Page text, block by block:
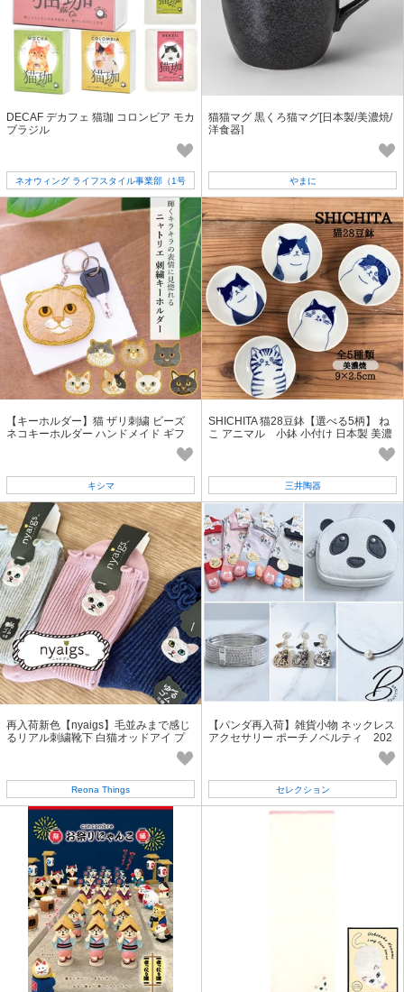
DECAF デカフェ 猫珈 コロンビア モカ
ブラジル
ネオウィング ライフスタイル事業部（1号
店）
猫猫マグ 黒くろ猫マグ[日本製/美濃焼/
洋食器]
やまに
【キーホルダー】猫 ザリ刺繍 ビーズ
ネコキーホルダー ハンドメイド ギフ
キシマ
SHICHITA 猫28豆鉢【選べる5柄】 ね
こ アニマル 小鉢 小付け 日本製 美濃
三井陶器
再入荷新色【nyaigs】毛並みまで感じ
るリアル刺繍靴下 白猫オッドアイ プ
Reona Things
【パンダ再入荷】雑貨小物 ネックレス
アクセサリー ポーチノベルティ 202
セレクション